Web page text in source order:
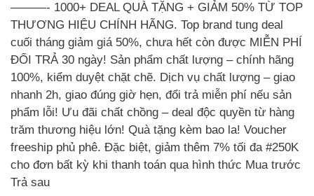
———- 1000+ DEAL QUÀ TẶNG + GIẢM 50% TỪ TOP
THƯƠNG HIỆU CHÍNH HÃNG. Top brand tung deal
cuối tháng giảm giá 50%, chưa hết còn được MIỄN PHÍ
ĐỔI TRẢ 30 ngày! Sản phẩm chất lượng – chính hãng
100%, kiểm duyệt chặt chẽ. Dịch vụ chất lượng – giao
nhanh 2h, giao đúng giờ hẹn, đổi trả miễn phí nếu sản
phẩm lỗi! Ưu đãi chất chồng – deal độc quyền từ hàng
trăm thương hiệu lớn! Quà tặng kèm bao la! Voucher
freeship phủ phê. Đặc biệt, giảm thêm 7% tối đa #250K
cho đơn bất kỳ khi thanh toán qua hình thức Mua trước
Trả sau